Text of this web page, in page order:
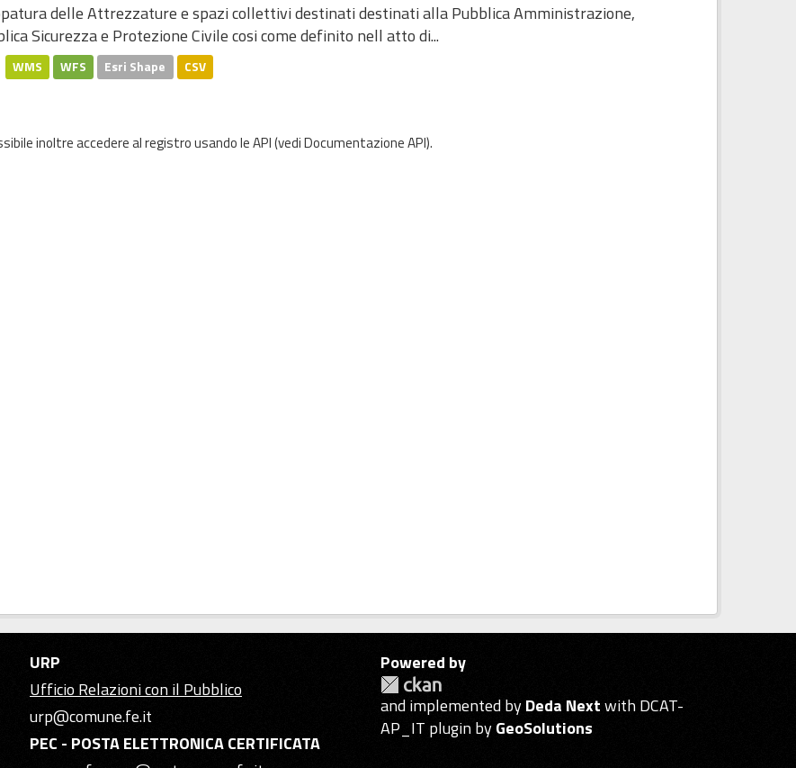
delle Attrezzature e spazi collettivi destinati destinati alla Pubblica Amministrazione,
Sicurezza e Protezione Civile cosi come definito nell atto di...
WMS WFS Esri Shape CSV
inoltre accedere al registro usando leAPI(vediDocumentazione API).
URP
Ufficio Relazioni con il Pubblico
urp@comune.fe.it
PEC - POSTA ELETTRONICA CERTIFICATA
Powered by
and implemented byDeda Nextwith DCAT-
AP_IT plugin byGeoSolutions